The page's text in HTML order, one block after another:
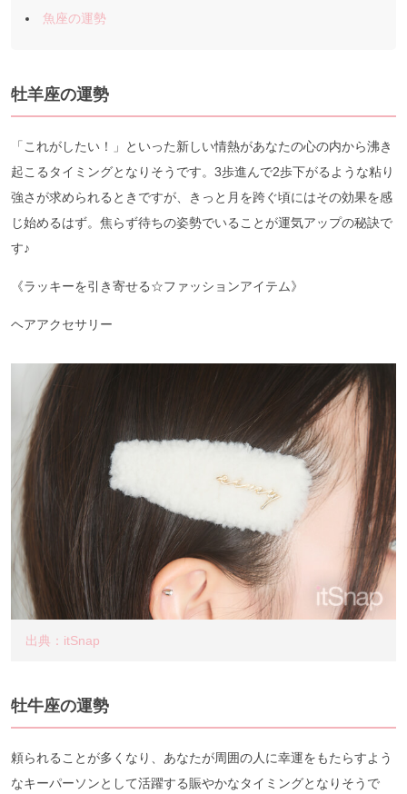
魚座の運勢
牡羊座の運勢
「これがしたい！」といった新しい情熱があなたの心の内から沸き
起こるタイミングとなりそうです。3歩進んで2歩下がるような粘り
強さが求められるときですが、きっと月を跨ぐ頃にはその効果を感
じ始めるはず。焦らず待ちの姿勢でいることが運気アップの秘訣で
す♪
《ラッキーを引き寄せる☆ファッションアイテム》
ヘアアクセサリー
出典：itSnap
牡牛座の運勢
頼られることが多くなり、あなたが周囲の人に幸運をもたらすよう
なキーパーソンとして活躍する賑やかなタイミングとなりそうで